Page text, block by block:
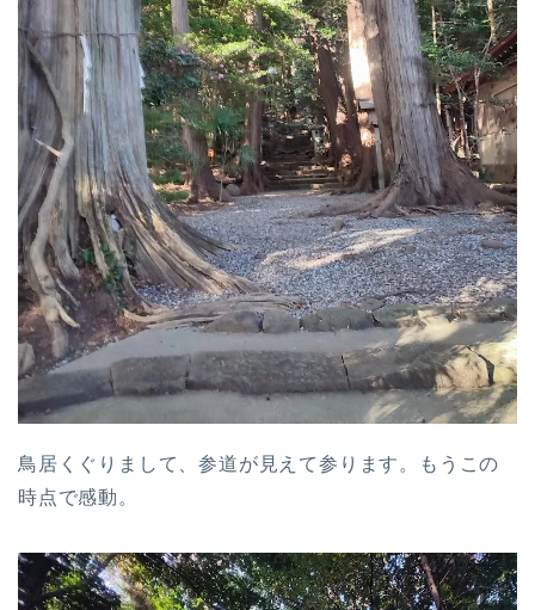
鳥居くぐりまして、参道が見えて参ります。もうこの
時点で感動。